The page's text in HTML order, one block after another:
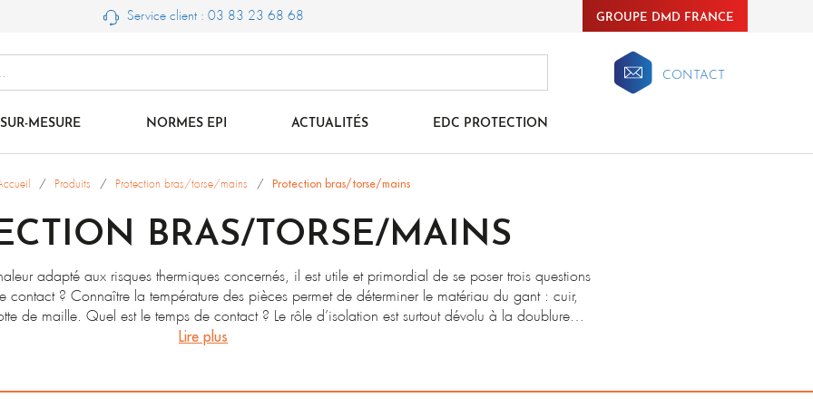
Service client : 03 83 23 68 68 GROUPE DMD FRANCE
CONTACT
SUR-MESURE NORMES EPI ACTUALITÉS EDC PROTECTION
Produits Protection bras/torse/mains Protection bras/torse/mains
BRAS/TORSE/MAINS
adapté aux risques thermiques concernés, il est utile et primordial de se poser trois questions
contact ? Connaître la température des pièces permet de déterminer le matériau du gant : cuir,
de maille. Quel est le temps de contact ? Le rôle d’isolation est surtout dévolu à la doublure
plusieurs matériaux et épaisseurs de doublure pour ses gants de protection thermique.
fusion, c’est le dessus du gant qui doit assurer la protection contre la chaleur rayonnante ou les
Lire plus